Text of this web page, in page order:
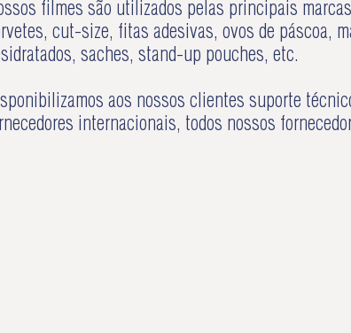
filmes são utilizados pelas principais
cut-size, fitas adesivas, ovos de páscoa,
saches, stand-up pouches, etc.
aos nossos clientes suporte
internacionais, todos nossos